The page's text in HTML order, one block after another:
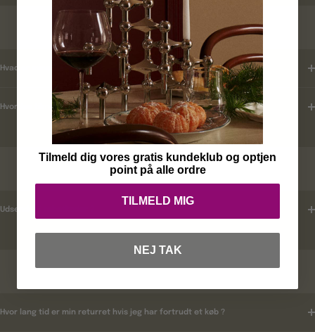
KUNDEKLUB
Hvad er mine fordele ?
Hvordan tilmelder jeg mig ?
Udsender i rabatkoder ?
RETURNERING
Hvor lang tid er min returret hvis jeg har fortrudt et køb ?
Tilmeld dig vores gratis kundeklub og optjen
point på alle ordre
TILMELD MIG
NEJ TAK